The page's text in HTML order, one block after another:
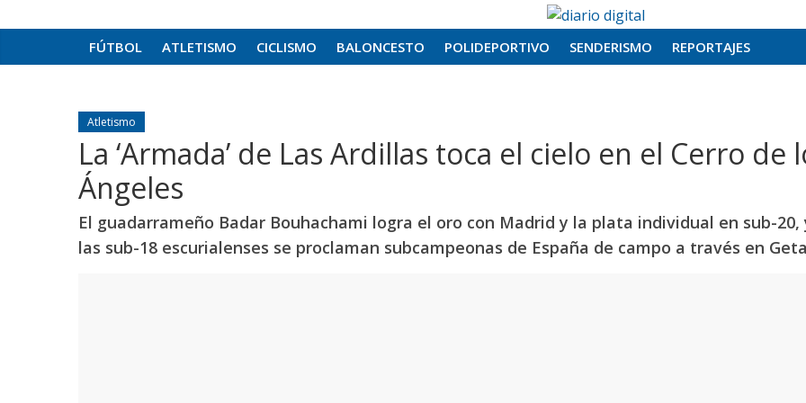
FÚTBOL ATLETISMO CICLISMO BALONCESTO POLIDEPORTIVO SENDERISMO REPORTAJES
Atletismo
La ‘Armada’ de Las Ardillas toca el cielo en el Cerro de
Ángeles
El guadarrameño Badar Bouhachami logra el oro con Madrid y la plata individual en sub-20,
las sub-18 escurialenses se proclaman subcampeonas de España de campo a través en